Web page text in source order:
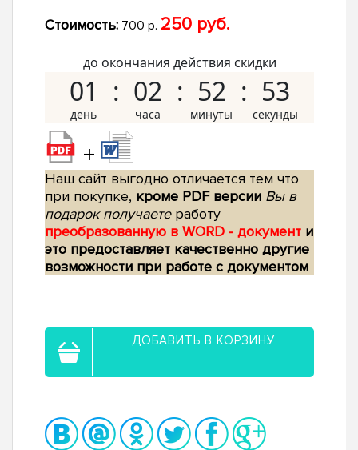
Стоимость: 700 р.250 руб.
до окончания действия скидки
01 02 52 52
+
Наш сайт выгодно отличается тем что
при покупке, кроме PDF версии Вы в
подарок получаетеработу
преобразованную в WORD - документ и
это предоставляет качественно другие
возможности при работе с документом
ДОБАВИТЬ В КОРЗИНУ